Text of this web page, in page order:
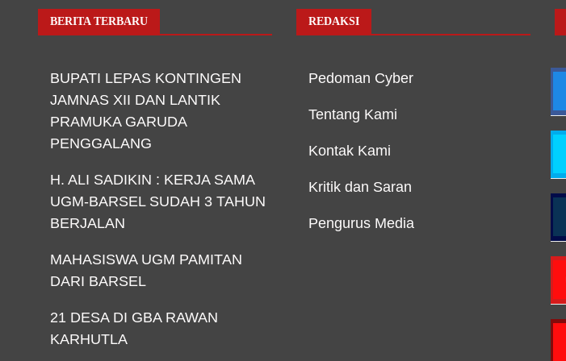
BERITA TERBARU
BUPATI LEPAS KONTINGEN
JAMNAS XII DAN LANTIK
PRAMUKA GARUDA
PENGGALANG
H. ALI SADIKIN : KERJA SAMA
UGM-BARSEL SUDAH 3 TAHUN
BERJALAN
MAHASISWA UGM PAMITAN
DARI BARSEL
21 DESA DI GBA RAWAN
KARHUTLA
REDAKSI
Pedoman Cyber
Tentang Kami
Kontak Kami
Kritik dan Saran
Pengurus Media